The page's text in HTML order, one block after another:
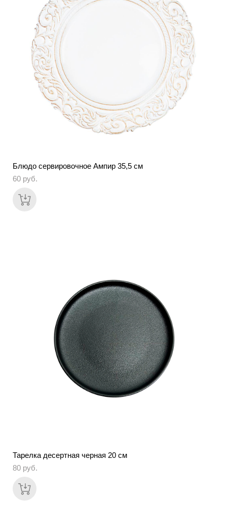
Блюдо сервировочное Ампир 35,5 см
60 pуб.
Тарелка десертная черная 20 см
80 pуб.